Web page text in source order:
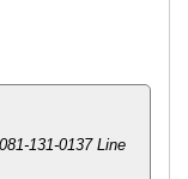
131-0137 Line